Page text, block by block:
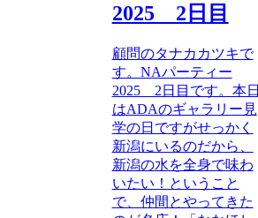
2025 2日目
顧問のタナカカツキで
す。NAパーティー
2025 2日目です。本日
はADAのギャラリー見
学の日ですがせっかく
新潟にいるのだから、
新潟の水を全身で味わ
いたい！ということ
で、仲間とやってきた